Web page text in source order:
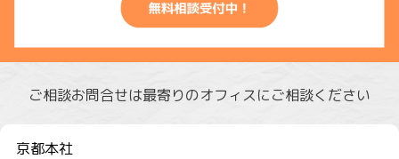
ご相談お問合せは最寄りのオフィスにご相談ください
京都本社